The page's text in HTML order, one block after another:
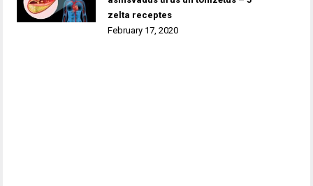
zelta receptes
February 17, 2020